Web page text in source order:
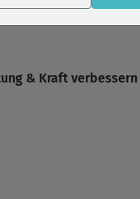
& Kraft verbessern